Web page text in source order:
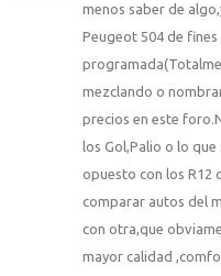
menos saber de
Peugeot 504 de
mezclando o
precios en este
los Gol,Palio o lo
opuesto con los R12
comparar autos del
con otra,que
mayor calidad